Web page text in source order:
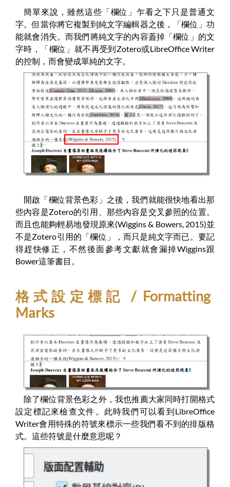
簡單來說，雖然這些「欄位」乍看之下只是普通文
字。但當你將它複製到純文字編輯器之後，「欄位」功
能就會消失。而我們將純文字的內容蓋掉「欄位」的文
字時，「欄位」就不再受到Zotero或LibreOffice Writer
的控制，而會變成單純的文字。
開啟「欄位背景色彩」之後，我們就能很快地看出那
些內容是Zotero的引用、那些內容是交叉參照的位置。
而且也能夠輕易地發現原來(Wiggins & Bowers, 2015)並
不是Zotero引用的「欄位」，而只是純文字而已。要記
得趕快修正，不然後面參考文獻就會漏掉Wiggins跟
Bower這筆書目。
格式設定標記 / Formatting
Marks
除了欄位背景色彩之外，我也推薦大家同時打開格式
設定標記來檢查文件。此時我們可以看到LibreOffice
Writer會用特殊的符號來標示一些我們看不到的排版格
式。這些符號是什麼意思呢？